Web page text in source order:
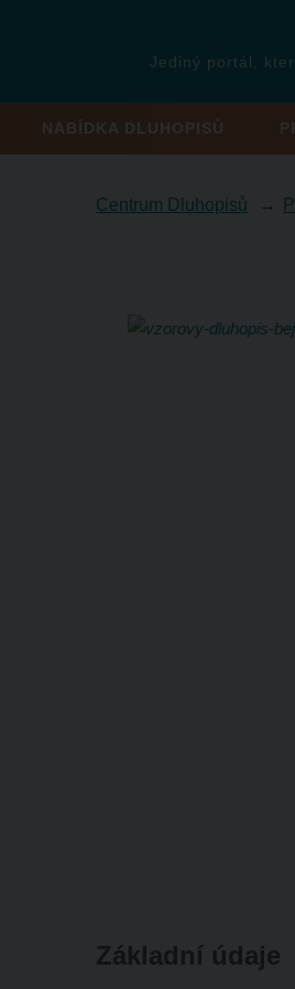
Jediný portál,
NABÍDKA DLUHOPISŮ
Centrum Dluhopisů
Základní údaje